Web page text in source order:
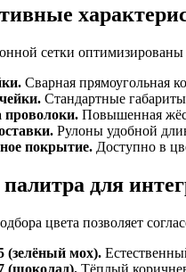
сетки
Сварная прямоугольная
Стандартные
Повышенная
Рулоны удобной
покрытие. Доступно в
для
цвета позволяет
(зелёный мох).
(шоколад). Тёплый